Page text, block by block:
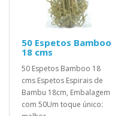
50 Espetos Bamboo
18 cms
50 Espetos Bamboo 18
cms Espetos Espirais de
Bambu 18cm, Embalagem
com 50Um toque único: